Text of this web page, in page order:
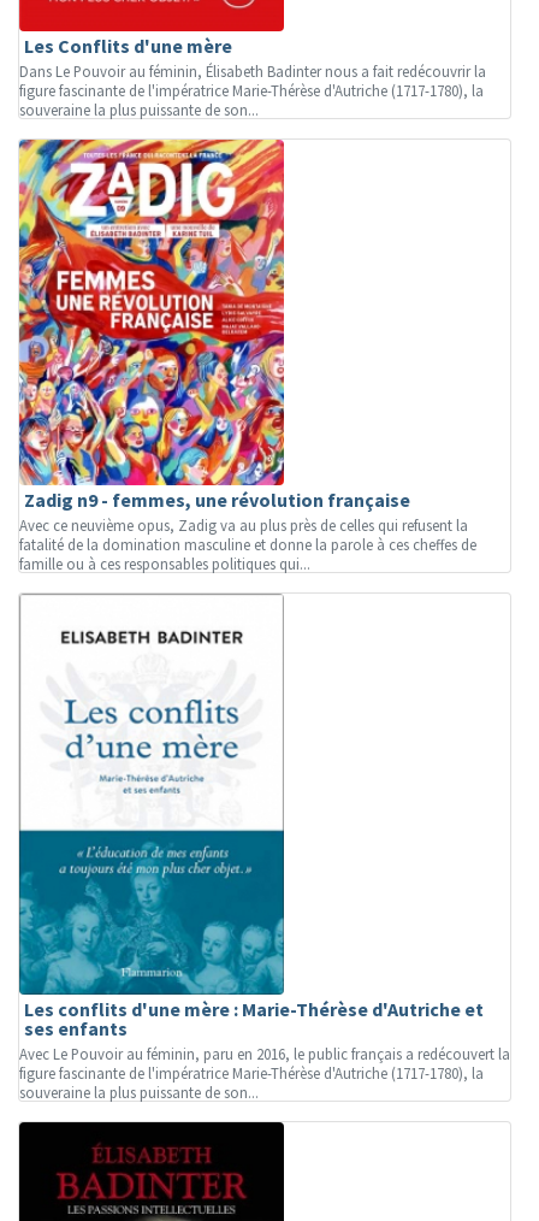
Les Conflits d'une mère
Dans Le Pouvoir au féminin, Élisabeth Badinter nous a fait redécouvrir la
figure fascinante de l'impératrice Marie-Thérèse d'Autriche (1717-1780), la
souveraine la plus puissante de son...
Zadig n9 - femmes, une révolution française
Avec ce neuvième opus, Zadig va au plus près de celles qui refusent la
fatalité de la domination masculine et donne la parole à ces cheffes de
famille ou à ces responsables politiques qui...
Les conflits d'une mère : Marie-Thérèse d'Autriche et
ses enfants
Avec Le Pouvoir au féminin, paru en 2016, le public français a redécouvert la
figure fascinante de l'impératrice Marie-Thérèse d'Autriche (1717-1780), la
souveraine la plus puissante de son...